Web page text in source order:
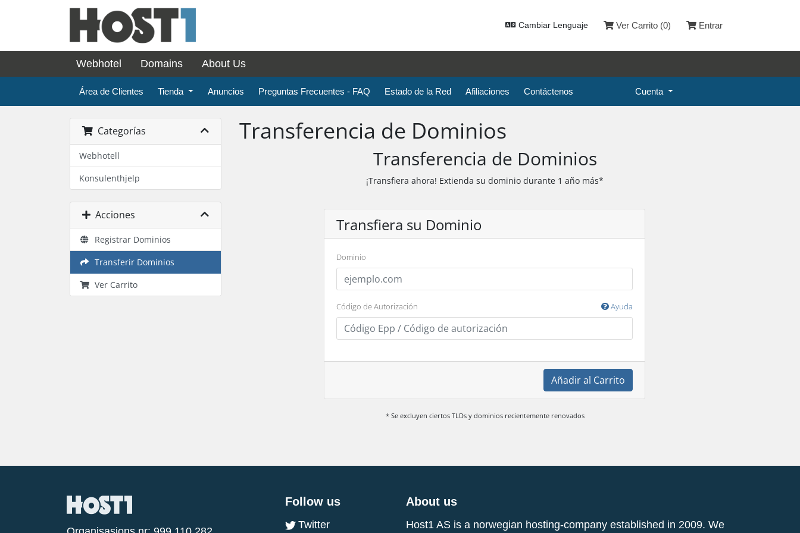
Cambiar Lenguaje Ver Carrito (0) Entrar
Webhotel Domains About Us
Área de Clientes Tienda Anuncios Preguntas Frecuentes - FAQ Estado de la Red Afiliaciones Contáctenos Cuenta
Categorías
Webhotell
Konsulenthjelp
Acciones
Registrar Dominios
Transferir Dominios
Ver Carrito
Transferencia de Dominios
Transferencia de Dominios
¡Transfiera ahora! Extienda su dominio durante 1 año más*
Transfiera su Dominio
Dominio
Código de Autorización Ayuda
Añadir al Carrito
* Se excluyen ciertos TLDs y dominios recientemente renovados
Follow us
Twitter
About us
Host1 AS is a norwegian hosting-company established in 2009. We